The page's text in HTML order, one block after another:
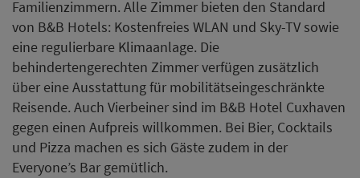
Familienzimmern. Alle Zimmer bieten den Standard
von B&B Hotels: Kostenfreies WLAN und Sky-TV sowie
eine regulierbare Klimaanlage. Die
behindertengerechten Zimmer verfügen zusätzlich
über eine Ausstattung für mobilitätseingeschränkte
Reisende. Auch Vierbeiner sind im B&B Hotel Cuxhaven
gegen einen Aufpreis willkommen. Bei Bier, Cocktails
und Pizza machen es sich Gäste zudem in der
Everyone’s Bar gemütlich.